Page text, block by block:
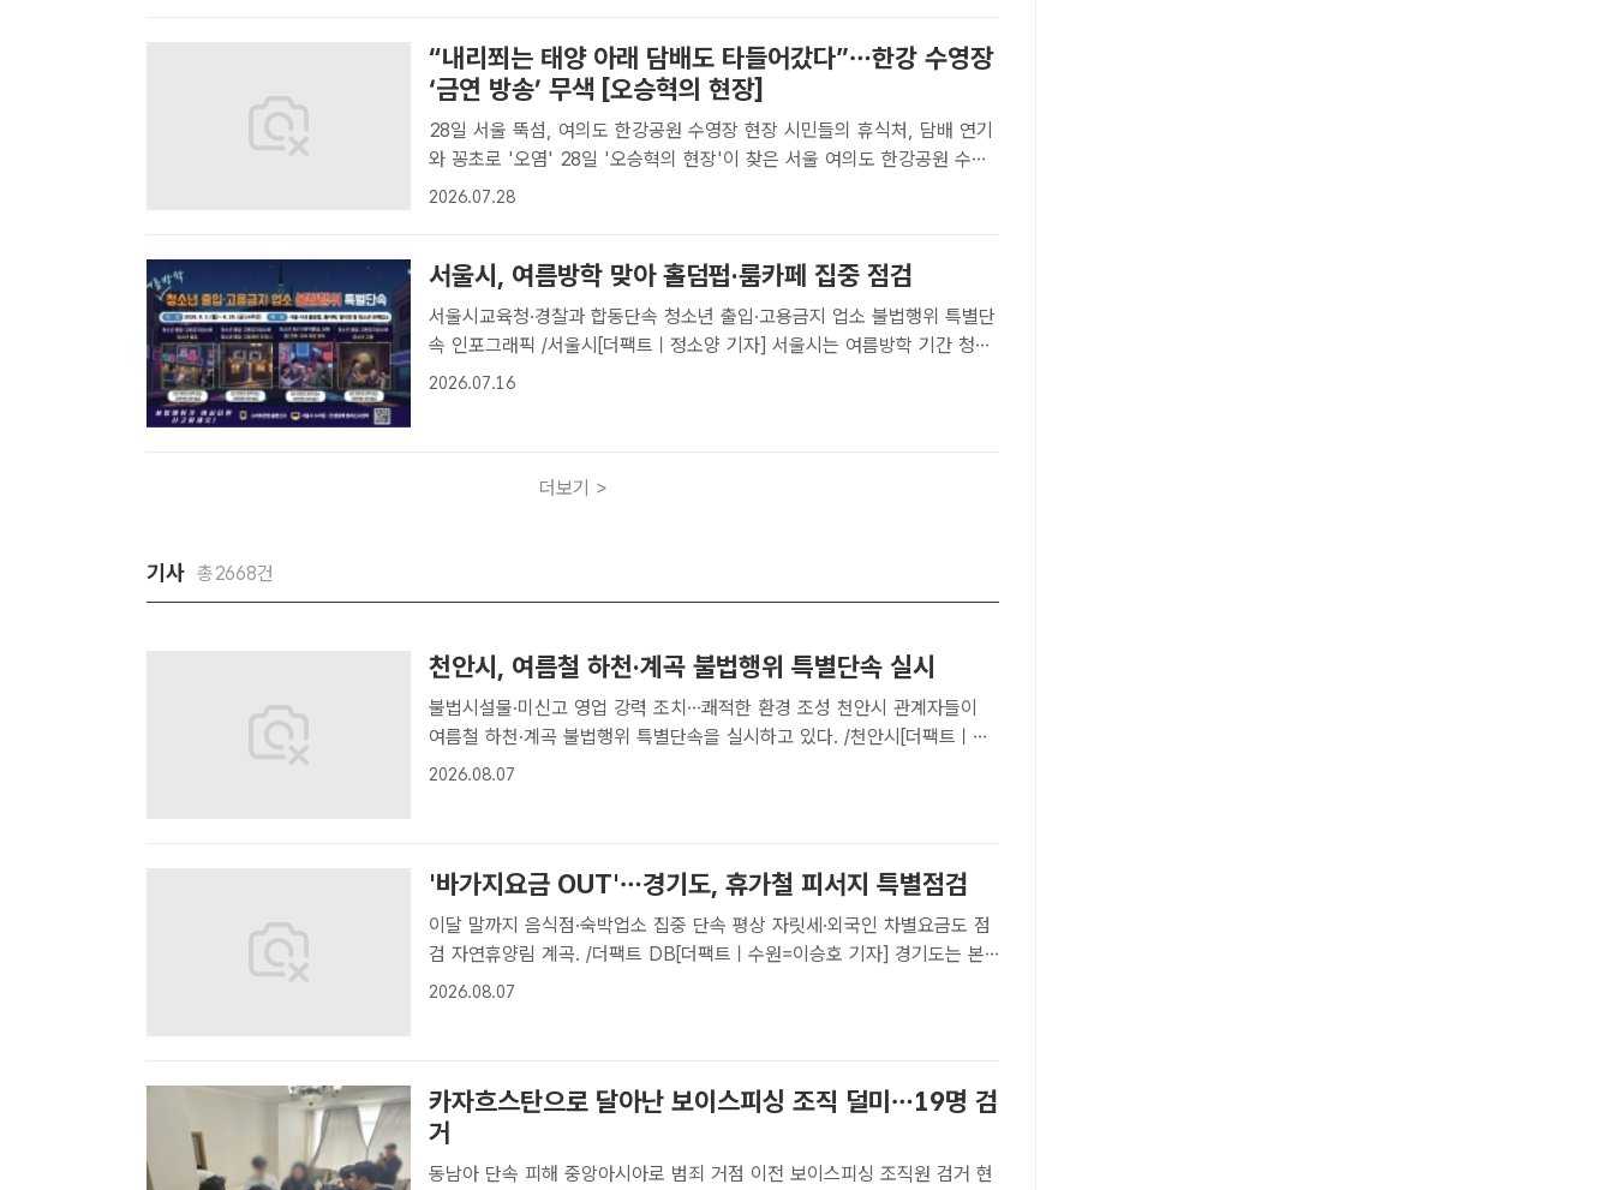
“내리쬐는 태양 아래 담배도 타들어갔다”…한강 수영장
‘금연 방송’ 무색 [오승혁의 현장]
28일 서울 뚝섬, 여의도 한강공원 수영장 현장 시민들의 휴식처, 담배 연기
와 꽁초로 '오염' 28일 '오승혁의 현장'이 찾은 서울 여의도 한강공원 수영
장 입구 인근에 있는 담배 꽁초. /여의도=오승혁 기자[더팩트｜여의도 한강
2026.07.28
서울시, 여름방학 맞아 홀덤펍·룸카페 집중 점검
서울시교육청·경찰과 합동단속 청소년 출입·고용금지 업소 불법행위 특별단
속 인포그래픽 /서울시[더팩트ㅣ정소양 기자] 서울시는 여름방학 기간 청소
년의 유해환경 노출을 막기 위해 홀덤펍과 룸카페 등 청소년 출입·고용금지
2026.07.16
더보기 >
기사 총2668건
천안시, 여름철 하천·계곡 불법행위 특별단속 실시
불법시설물·미신고 영업 강력 조치…쾌적한 환경 조성 천안시 관계자들이
여름철 하천·계곡 불법행위 특별단속을 실시하고 있다. /천안시[더팩트ㅣ천
안=정효기 기자] 충남 천안시가 여름 휴가철을 맞아 자연환경 훼손 방지와
2026.08.07
'바가지요금 OUT'…경기도, 휴가철 피서지 특별점검
이달 말까지 음식점·숙박업소 집중 단속 평상 자릿세·외국인 차별요금도 점
검 자연휴양림 계곡. /더팩트 DB[더팩트ㅣ수원=이승호 기자] 경기도는 본
격적인 휴가철 피서지 바가지요금 근절을 위한 대대적인 현장 점검에 돌입
2026.08.07
카자흐스탄으로 달아난 보이스피싱 조직 덜미…19명 검
거
동남아 단속 피해 중앙아시아로 범죄 거점 이전 보이스피싱 조직원 검거 현